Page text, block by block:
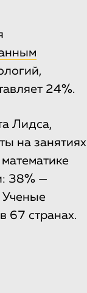
24%.
Лидса,
на занятиях
38% —
Ученые
67 странах.